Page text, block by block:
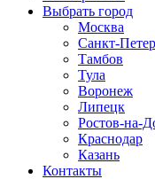
Выбрать город
Москва
Санкт-
Тамбов
Тула
Воронеж
Липецк
Ростов-на-
Краснодар
Казань
Контакты